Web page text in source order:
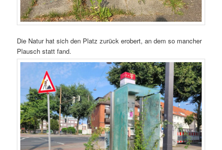
Die Natur hat sich den Platz zurück erobert, an dem so mancher
Plausch statt fand.